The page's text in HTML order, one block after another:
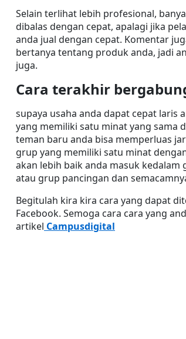
Selain terlihat lebih profesional,
dibalas dengan cepat, apalagi jika
anda jual dengan cepat. Komentar
bertanya tentang produk anda, jadi
juga.
Cara terakhir
supaya usaha anda dapat cepat
yang memiliki satu minat yang sama
teman baru anda bisa memperluas
grup yang memiliki satu minat
akan lebih baik anda masuk
atau grup pancingan dan
Begitulah kira kira cara yang dapat
Facebook. Semoga cara cara yang
artikel Campusdigital